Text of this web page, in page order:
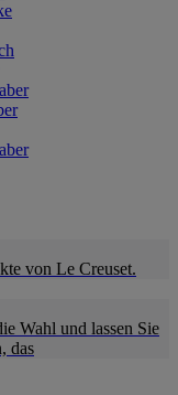
von Le Creuset.
Wahl und lassen Sie
das